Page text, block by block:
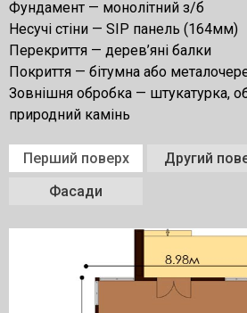
Фундамент — монолітний з/б
Несучі стіни — SIP панель (164мм)
Перекриття — дерев’яні балки
Покриття — бітумна або
Зовнішня обробка — штукатурка,
природний камінь
Перший поверх
Другий
Фасади